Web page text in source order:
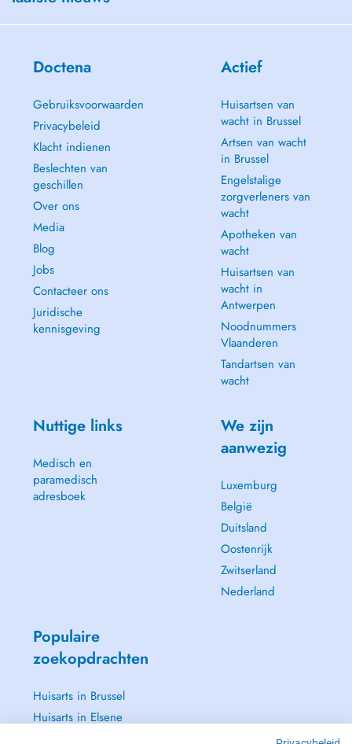
Doctena
Gebruiksvoorwaarden
Privacybeleid
Klacht indienen
Beslechten van
geschillen
Over ons
Media
Blog
Jobs
Contacteer ons
Juridische
kennisgeving
Actief
Huisartsen van
wacht in Brussel
Artsen van wacht
in Brussel
Engelstalige
zorgverleners van
wacht
Apotheken van
wacht
Huisartsen van
wacht in
Antwerpen
Noodnummers
Vlaanderen
Tandartsen van
wacht
Nuttige links
Medisch en
paramedisch
adresboek
We zijn
aanwezig
Luxemburg
België
Duitsland
Oostenrijk
Zwitserland
Nederland
Populaire
zoekopdrachten
Huisarts in Brussel
Huisarts in Elsene